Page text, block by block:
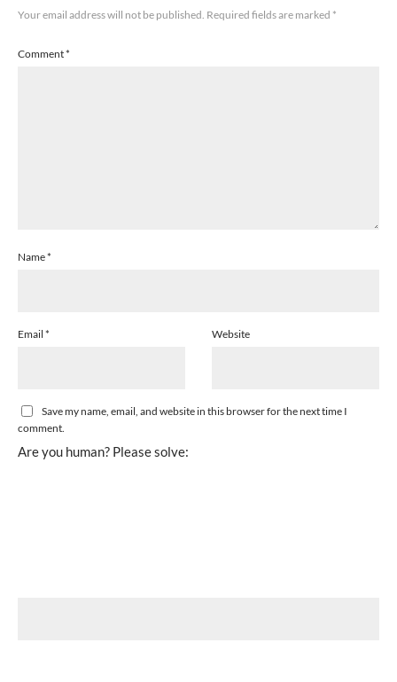
Your email address will not be published. Required fields are marked *
Comment*
Name*
Email * Website
Save my name, email, and website in this browser for the next time I
comment.
Are you human? Please solve: